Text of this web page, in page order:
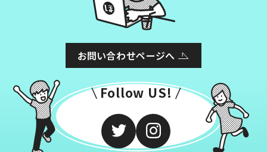
お問い合わせページへ
Follow US!